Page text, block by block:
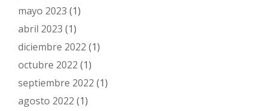
mayo 2023 (1)
abril 2023 (1)
diciembre 2022 (1)
octubre 2022 (1)
septiembre 2022 (1)
agosto 2022 (1)